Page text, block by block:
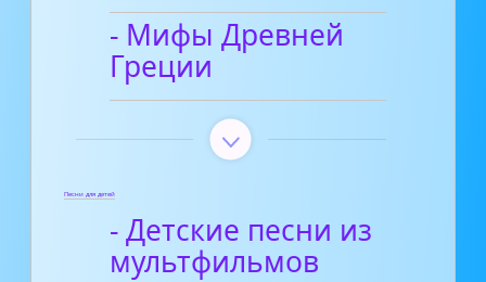
- Мифы Древней
Греции
Песни для детей
- Детские песни из
мультфильмов